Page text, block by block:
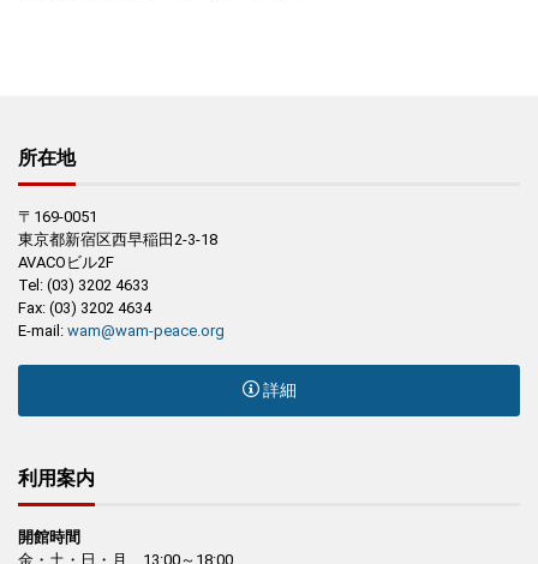
所在地
〒169-0051
東京都新宿区西早稲田2-3-18
AVACOビル2F
Tel: (03) 3202 4633
Fax: (03) 3202 4634
E-mail: wam@wam-peace.org
詳細
利用案内
開館時間
金・土・日・月 13:00～18:00